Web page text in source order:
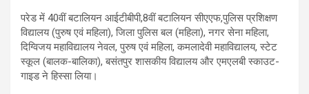
परेड में 40वीं बटालियन आईटीबीपी,8वीं बटालियन सीएएफ,पुलिस प्रशिक्षण
विद्यालय (पुरुष एवं महिला), जिला पुलिस बल (महिला), नगर सेना महिला,
दिग्विजय महाविद्यालय नेवल, पुरुष एवं महिला, कमलादेवी महाविद्यालय, स्टेट
स्कूल (बालक-बालिका), बसंतपुर शासकीय विद्यालय और एमएलबी स्काउट-
गाइड ने हिस्सा लिया।